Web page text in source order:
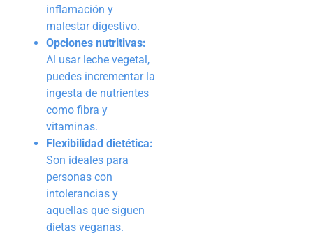
inflamación y
malestar digestivo.
Opciones nutritivas:
Al usar leche vegetal,
puedes incrementar la
ingesta de nutrientes
como fibra y
vitaminas.
Flexibilidad dietética:
Son ideales para
personas con
intolerancias y
aquellas que siguen
dietas veganas.